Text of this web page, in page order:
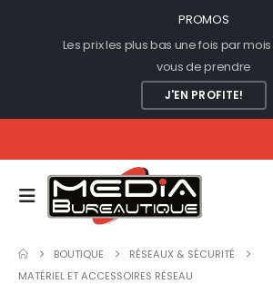
PROMOS
Les prix les plus bas une fois par
vous de prendre
J'EN PROFITE!
BOUTIQUE
RÉSEAUX & SÉCURITÉ
MATÉRIEL ET ACCESSOIRES RÉSEAU